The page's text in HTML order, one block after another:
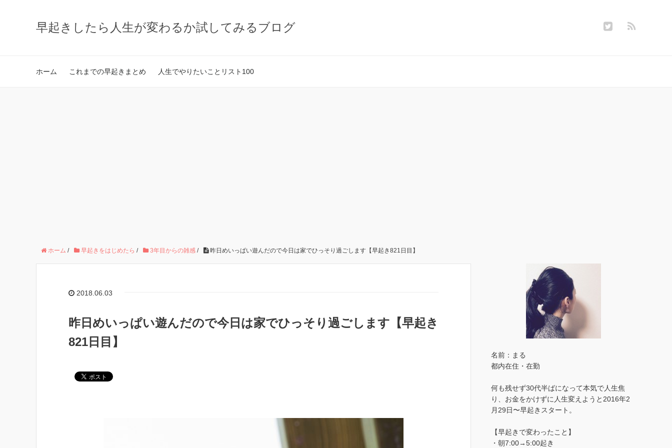
早起きしたら人生が変わるか試してみるブログ
ホーム これまでの早起きまとめ 人生でやりたいことリスト100
ホーム / 早起きをはじめたら / 3年目からの雑感 / 昨日めいっぱい遊んだので今日は家でひっそり過ごします【早起き821日目】
2018.06.03
昨日めいっぱい遊んだので今日は家でひっそり過ごします【早起き
821日目】
名前：まる
都内在住・在勤
何も残せず30代半ばになって本気で人生焦
り、お金をかけずに人生変えようと2016年2
月29日〜早起きスタート。
【早起きで変わったこと】
・朝7:00→5:00起き